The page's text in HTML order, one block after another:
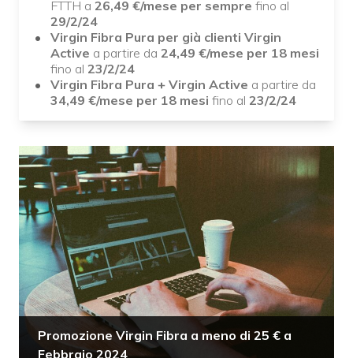
FTTH a 26,49 €/mese per sempre fino al
29/2/24
Virgin Fibra Pura per già clienti Virgin
Active a partire da 24,49 €/mese per 18 mesi
fino al 23/2/24
Virgin Fibra Pura + Virgin Active a partire da
34,49 €/mese per 18 mesi fino al 23/2/24
Promozione Virgin Fibra a meno di 25 € a
Febbraio 2024